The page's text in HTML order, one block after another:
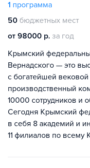
1 программа
50 бюджетных мест
от 98000 р. за год
Крымский
Вернадского — это
с богатейшей
производственный
10000 сотрудников и
Сегодня Крымский
в себя 8 академий и
11 филиалов по всему